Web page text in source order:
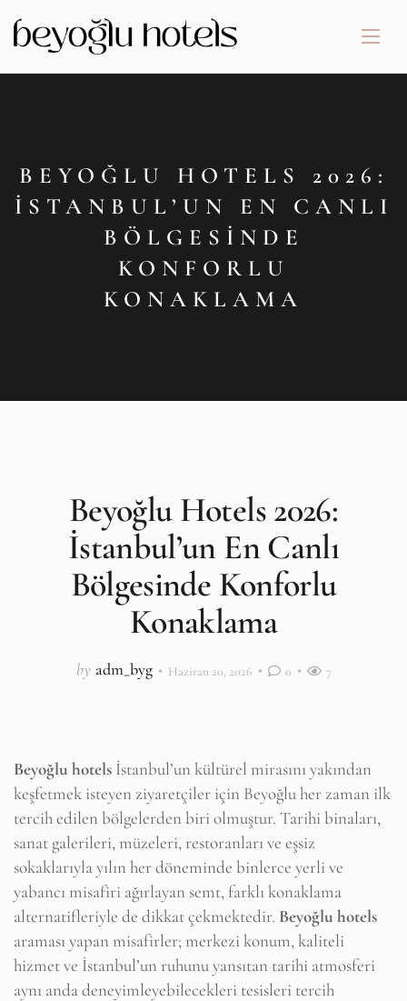
BEYOĞLU HOTELS 2026:
İSTANBUL’UN EN CANLI
BÖLGESINDE
KONFORLU
KONAKLAMA
Beyoğlu Hotels 2026:
İstanbul’un En Canlı
Bölgesinde Konforlu
Konaklama
by adm_byg Haziran 20, 2026 0 7
Beyoğlu hotels İstanbul’un kültürel mirasını yakından
keşfetmek isteyen ziyaretçiler için Beyoğlu her zaman ilk
tercih edilen bölgelerden biri olmuştur. Tarihi binaları,
sanat galerileri, müzeleri, restoranları ve eşsiz
sokaklarıyla yılın her döneminde binlerce yerli ve
yabancı misafiri ağırlayan semt, farklı konaklama
alternatifleriyle de dikkat çekmektedir. Beyoğlu hotels
araması yapan misafirler; merkezi konum, kaliteli
hizmet ve İstanbul’un ruhunu yansıtan tarihi atmosferi
aynı anda deneyimleyebilecekleri tesisleri tercih